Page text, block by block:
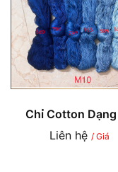
Chỉ Cotton Dạng
Liên hệ / Giá